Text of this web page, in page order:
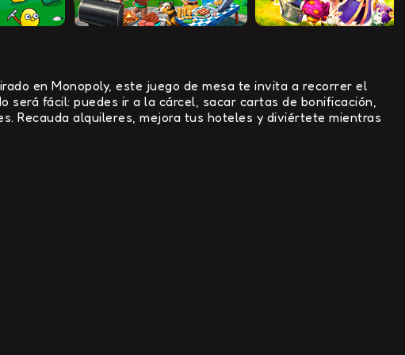
en Monopoly, este juego de mesa te invita a recorrer el
fácil: puedes ir a la cárcel, sacar cartas de bonificación,
Recauda alquileres, mejora tus hoteles y diviértete mientras